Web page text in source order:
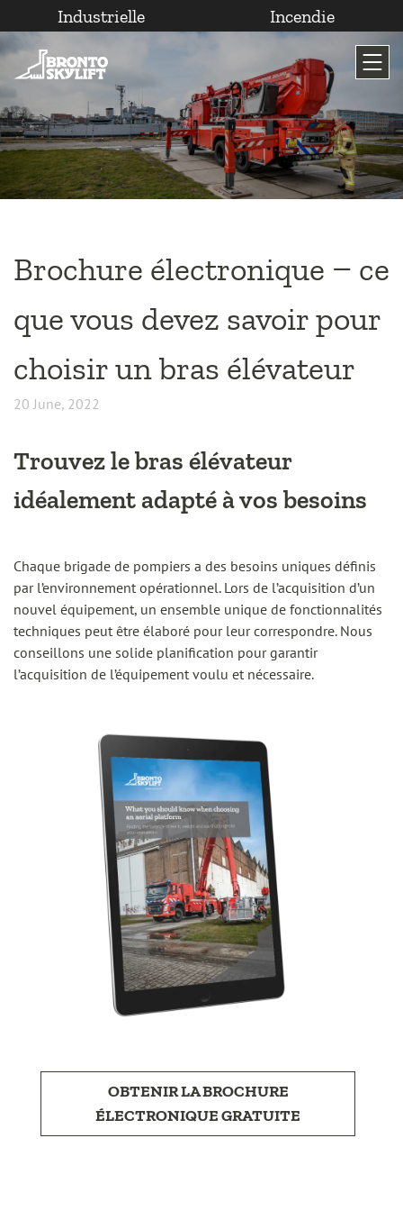
Passer
contenu
Industrielle Incendie
Brochure électronique – ce
que vous devez savoir pour
choisir un bras élévateur
20 June, 2022
Trouvez le bras élévateur
idéalement adapté à vos besoins
Chaque brigade de pompiers a des besoins uniques définis
par l’environnement opérationnel. Lors de l’acquisition d’un
nouvel équipement, un ensemble unique de fonctionnalités
techniques peut être élaboré pour leur correspondre. Nous
conseillons une solide planification pour garantir
l’acquisition de l’équipement voulu et nécessaire.
OBTENIR LA BROCHURE
ÉLECTRONIQUE GRATUITE